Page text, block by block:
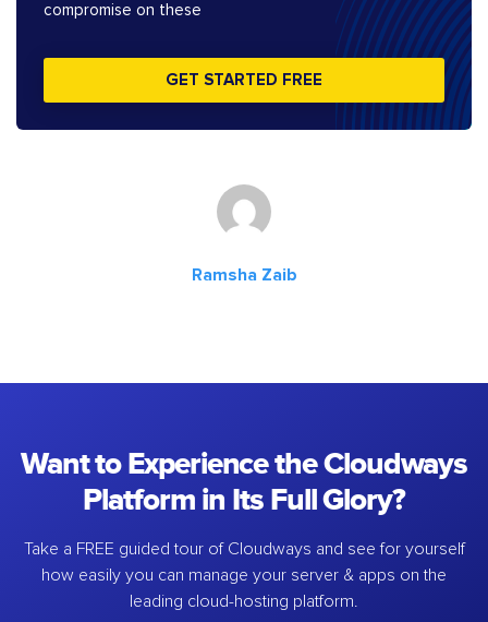
compromise on these
GET STARTED FREE
Ramsha Zaib
Want to Experience the Cloudways
Platform in Its Full Glory?
Take a FREE guided tour of Cloudways and see for yourself
how easily you can manage your server & apps on the
leading cloud-hosting platform.